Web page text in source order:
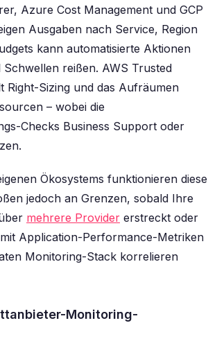
Azure Cost Management und GCP
Ausgaben nach Service, Region
kann automatisierte Aktionen
reißen. AWS Trusted
Right-Sizing und das Aufräumen
– wobei die
Checks Business Support oder
Ökosystems funktionieren diese
jedoch an Grenzen, sobald Ihre
mehrere Provider erstreckt oder
Application-Performance-Metriken
Monitoring-Stack korrelieren
Monitoring-